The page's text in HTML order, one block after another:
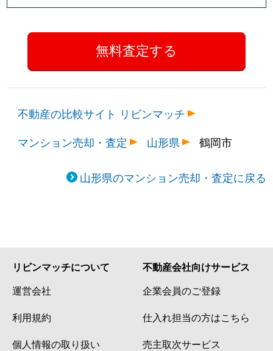
不動産の比較サイト リビンマッチ
マンション売却・査定
山形県 鶴岡市
山形県のマンション売却・査定に戻る
リビンマッチについて
運営会社
利用規約
個人情報の取り扱い
不動産会社向けサービス
企業会員のご登録
仕入れ担当の方はこちら
売主取次サービス